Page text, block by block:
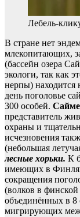
Лебель-
В стране нет
млекопитающих,
(бассейн озера
экологи, так как
нерпы) находится
день поголовье
300 особей.
представитель
охраны и
исчезновения
(небольшая
лесные хорьки. К
имеющих в
сокращения
(волков в финской
объединённых в 8
мигрирующих